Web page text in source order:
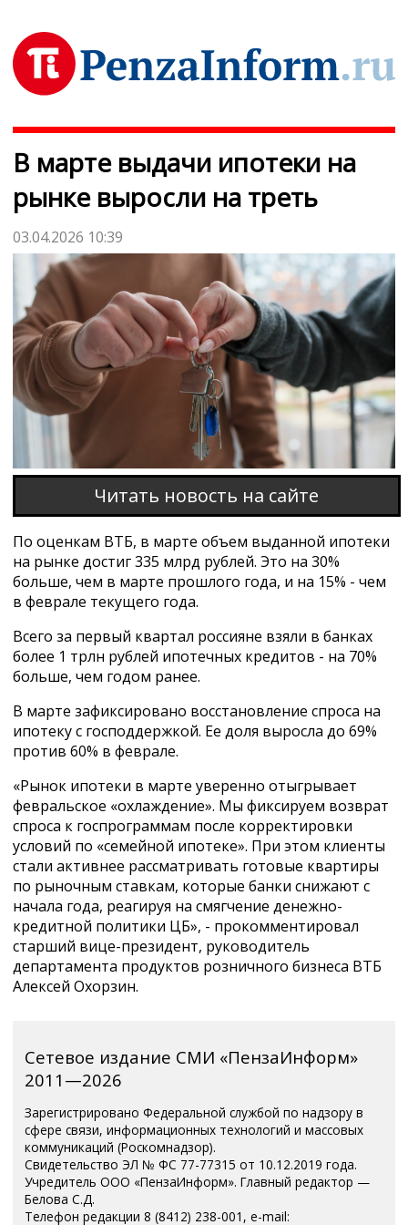
В марте выдачи ипотеки на
рынке выросли на треть
03.04.2026 10:39
Читать новость на сайте
По оценкам ВТБ, в марте объем выданной ипотеки
на рынке достиг 335 млрд рублей. Это на 30%
больше, чем в марте прошлого года, и на 15% - чем
в феврале текущего года.
Всего за первый квартал россияне взяли в банках
более 1 трлн рублей ипотечных кредитов - на 70%
больше, чем годом ранее.
В марте зафиксировано восстановление спроса на
ипотеку с господдержкой. Ее доля выросла до 69%
против 60% в феврале.
«Рынок ипотеки в марте уверенно отыгрывает
февральское «охлаждение». Мы фиксируем возврат
спроса к госпрограммам после корректировки
условий по «семейной ипотеке». При этом клиенты
стали активнее рассматривать готовые квартиры
по рыночным ставкам, которые банки снижают с
начала года, реагируя на смягчение денежно-
кредитной политики ЦБ», - прокомментировал
старший вице-президент, руководитель
департамента продуктов розничного бизнеса ВТБ
Алексей Охорзин.
Сетевое издание СМИ «ПензаИнформ»
2011—2026
Зарегистрировано Федеральной службой по надзору в
сфере связи, информационных технологий и массовых
коммуникаций (Роскомнадзор).
Свидетельство ЭЛ № ФС 77-77315 от 10.12.2019 года.
Учредитель ООО «ПензаИнформ». Главный редактор —
Белова С.Д.
Телефон редакции 8 (8412) 238-001, e-mail: